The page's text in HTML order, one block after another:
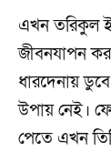
এখন তরিকুল
জীবনযাপন
ধারদেনায়
উপায় নেই।
পেতে এখন